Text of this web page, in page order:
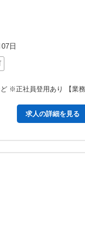
日
※正社員登用あり 【業
求人の詳細を見る